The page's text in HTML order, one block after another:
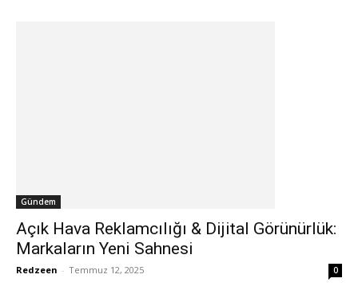
Gündem
Açık Hava Reklamcılığı & Dijital Görünürlük:
Markaların Yeni Sahnesi
Redzeen - Temmuz 12, 2025 0